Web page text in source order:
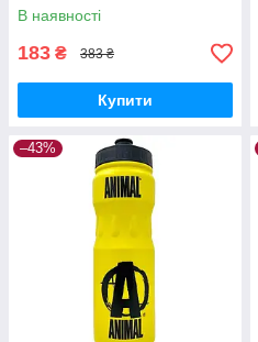
В наявності
183 ₴ 383 ₴
Купити
–43%